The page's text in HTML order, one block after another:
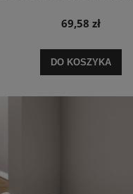
69,58 zł
DO KOSZYKA